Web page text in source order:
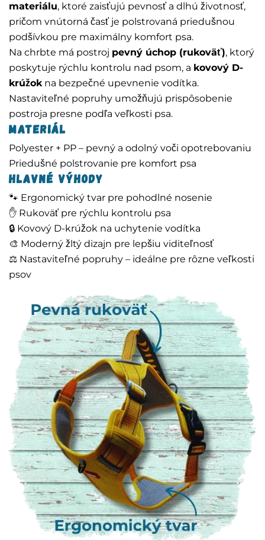
materiálu, ktoré zaisťujú pevnosť a dlhú životnosť,
pričom vnútorná časť je polstrovaná priedušnou
podšívkou pre maximálny komfort psa.
Na chrbte má postroj pevný úchop (rukoväť), ktorý
poskytuje rýchlu kontrolu nad psom, a kovový D-
krúžokna bezpečné upevnenie vodítka.
Nastaviteľné popruhy umožňujú prispôsobenie
postroja presne podľa veľkosti psa.
Materiál
Polyester + PP – pevný a odolný voči opotrebovaniu
Priedušné polstrovanie pre komfort psa
Hlavné výhody
🐾 Ergonomický tvar pre pohodlné nosenie
✋ Rukoväť pre rýchlu kontrolu psa
🔒 Kovový D-krúžok na uchytenie vodítka
🎨 Moderný žltý dizajn pre lepšiu viditeľnosť
⚖️ Nastaviteľné popruhy – ideálne pre rôzne veľkosti
psov